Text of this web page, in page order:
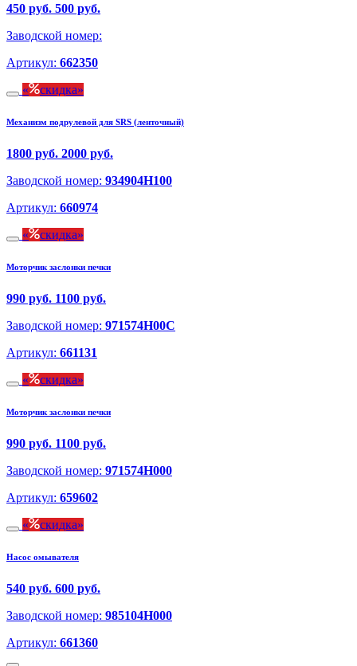
450 руб. 500 руб.
Заводской номер:
Артикул: 662350
скидка
Механизм подрулевой для SRS (ленточный)
1800 руб. 2000 руб.
Заводской номер: 934904H100
Артикул: 660974
скидка
Моторчик заслонки печки
990 руб. 1100 руб.
Заводской номер: 971574H00C
Артикул: 661131
скидка
Моторчик заслонки печки
990 руб. 1100 руб.
Заводской номер: 971574H000
Артикул: 659602
скидка
Насос омывателя
540 руб. 600 руб.
Заводской номер: 985104H000
Артикул: 661360